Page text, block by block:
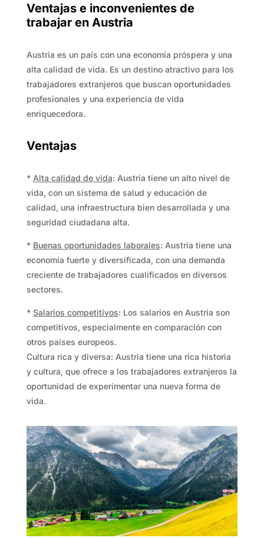
Ventajas e inconvenientes de
trabajar en Austria
Austria es un país con una economía próspera y una
alta calidad de vida. Es un destino atractivo para los
trabajadores extranjeros que buscan oportunidades
profesionales y una experiencia de vida
enriquecedora.
Ventajas
* Alta calidad de vida: Austria tiene un alto nivel de
vida, con un sistema de salud y educación de
calidad, una infraestructura bien desarrollada y una
seguridad ciudadana alta.
* Buenas oportunidades laborales: Austria tiene una
economía fuerte y diversificada, con una demanda
creciente de trabajadores cualificados en diversos
sectores.
* Salarios competitivos: Los salarios en Austria son
competitivos, especialmente en comparación con
otros países europeos.
Cultura rica y diversa: Austria tiene una rica historia
y cultura, que ofrece a los trabajadores extranjeros la
oportunidad de experimentar una nueva forma de
vida.